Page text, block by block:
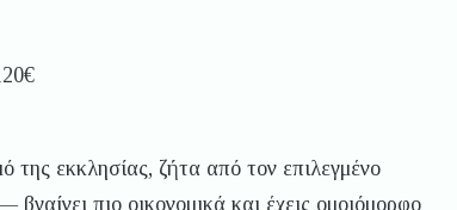
της εκκλησίας, ζήτα από τον επιλεγμένο
πιο οικονομικά και έχεις ομοιόμορφο